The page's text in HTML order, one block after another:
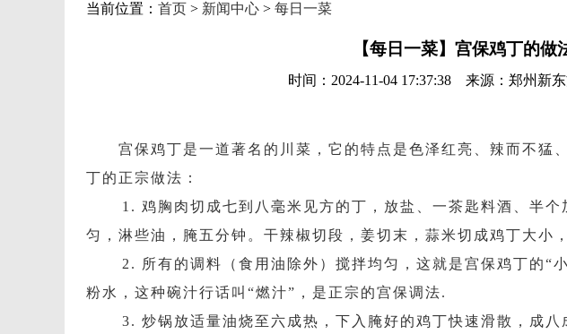
当前位置： 首页 > 新闻中心 > 每日一菜
【每日一菜】宫保鸡丁的做
时间：2024-11-04 17:37:38 来源：郑州新
宫保鸡丁是一道著名的川菜，它的特点是色泽红亮、辣而不猛
丁的正宗做法：
1. 鸡胸肉切成七到八毫米见方的丁，放盐、一茶匙料酒、半
匀，淋些油，腌五分钟。干辣椒切段，姜切末，蒜米切成鸡丁大小
2. 所有的调料（食用油除外）搅拌均匀，这就是宫保鸡丁的“
粉水，这种碗汁行话叫“燃汁”，是正宗的宫保调法.
3. 炒锅放适量油烧至六成热，下入腌好的鸡丁快速滑散，成八